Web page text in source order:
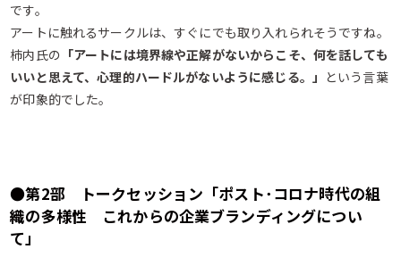
です。
アートに触れるサークルは、すぐにでも取り入れられそうですね。
柿内氏の 「アートには境界線や正解がないからこそ、何を話しても
いいと思えて、心理的ハードルがないように感じる。」 という言葉
が印象的でした。
●第2部 トークセッション「ポスト･コロナ時代の組
織の多様性 これからの企業ブランディングについ
て」